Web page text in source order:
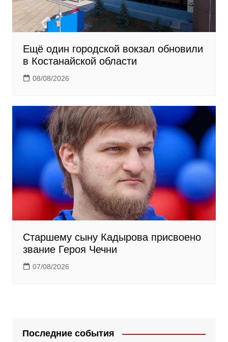
Ещё один городской вокзал обновили
в Костанайской области
08/08/2026
Старшему сыну Кадырова присвоено
звание Героя Чечни
07/08/2026
Последние события